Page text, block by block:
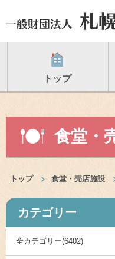
トップ
食堂・
トップ 食堂・売店施設
カテゴリー
全カテゴリー(6402)